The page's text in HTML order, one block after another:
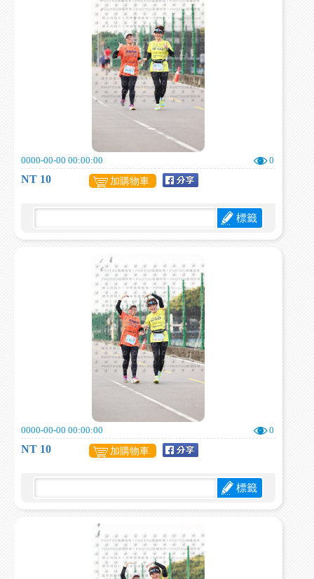
0000-00-00 00:00:00 0
NT 10 加購物車
標籤
0000-00-00 00:00:00 0
NT 10 加購物車
標籤